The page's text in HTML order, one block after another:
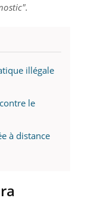
illégale
le
à distance